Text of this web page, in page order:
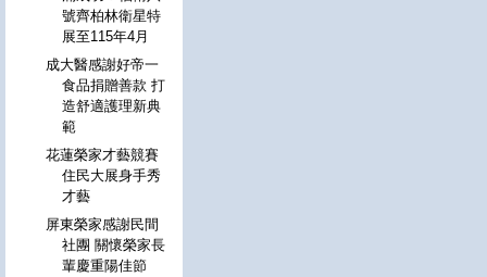
號齊柏林衛星特
展至115年4月
成大醫感謝好帝一
食品捐贈善款 打
造舒適護理新典
範
花蓮榮家才藝競賽
住民大展身手秀
才藝
屏東榮家感謝民間
社團 關懷榮家長
輩慶重陽佳節